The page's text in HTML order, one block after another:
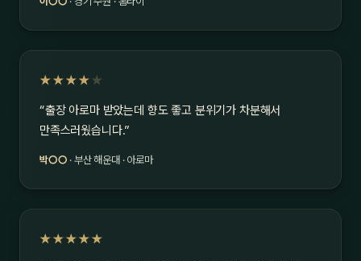
★★★★ ★
“출장 아로마 받았는데 향도 좋고 분위기가 차분해서
만족스러웠습니다.”
박○○ · 부산 해운대 · 아로마
★★★★★